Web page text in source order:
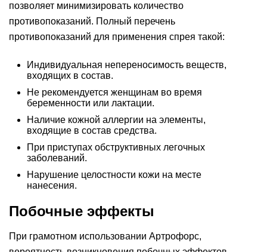
позволяет минимизировать количество
противопоказаний. Полный перечень
противопоказаний для применения спрея такой:
Индивидуальная непереносимость веществ,
входящих в состав.
Не рекомендуется женщинам во время
беременности или лактации.
Наличие кожной аллергии на элементы,
входящие в состав средства.
При приступах обструктивных легочных
заболеваний.
Нарушение целостности кожи на месте
нанесения.
Побочные эффекты
При грамотном использовании Артрофорс,